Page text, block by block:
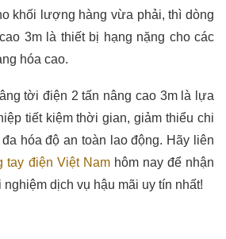
khối lượng hàng vừa phải, thì dòng
3m là thiết bị hạng nặng cho các
hóa cao.
tời điện 2 tấn nâng cao 3m là lựa
tiết kiệm thời gian, giảm thiểu chi
hóa độ an toàn lao động. Hãy liên
tay điện Việt Namhôm nay để nhận
dịch vụ hậu mãi uy tín nhất!